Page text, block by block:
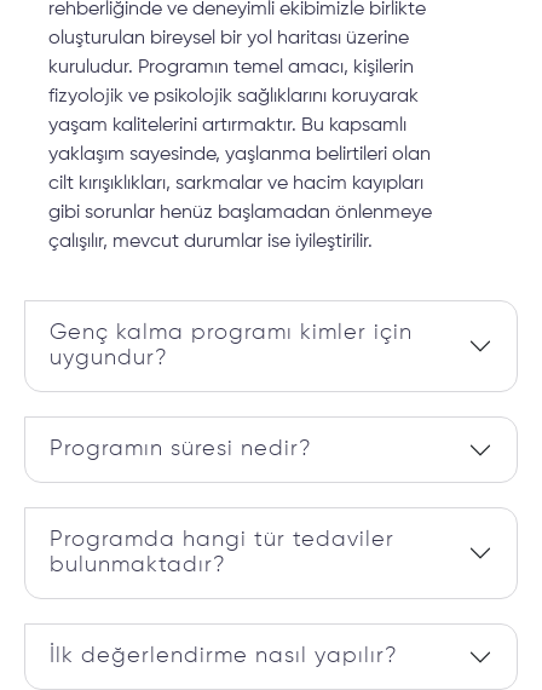
rehberliğinde ve deneyimli ekibimizle birlikte
oluşturulan bireysel bir yol haritası üzerine
kuruludur. Programın temel amacı, kişilerin
fizyolojik ve psikolojik sağlıklarını koruyarak
yaşam kalitelerini artırmaktır. Bu kapsamlı
yaklaşım sayesinde, yaşlanma belirtileri olan
cilt kırışıklıkları, sarkmalar ve hacim kayıpları
gibi sorunlar henüz başlamadan önlenmeye
çalışılır, mevcut durumlar ise iyileştirilir.
Genç kalma programı kimler için
uygundur?
Programın süresi nedir?
Programda hangi tür tedaviler
bulunmaktadır?
İlk değerlendirme nasıl yapılır?